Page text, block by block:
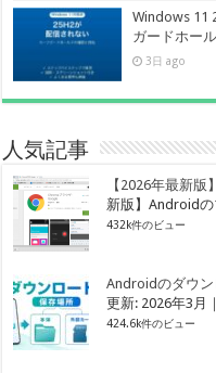
Windows 11
ガードホー
3日 ago
人気記事
【2026年最新
新版】Androidの
432k件のビュー
Androidのダウ
更新: 2026年3月
424.6k件のビュー